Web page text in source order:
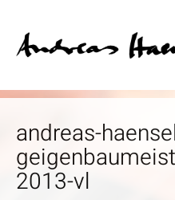
andreas-
2013-vl